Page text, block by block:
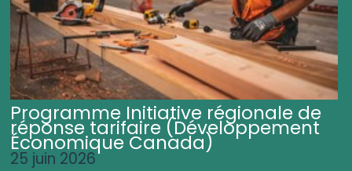
Programme Initiative régionale de
réponse tarifaire (Développement
Économique Canada)
25 juin 2026